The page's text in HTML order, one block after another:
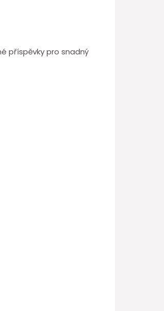
příspěvky pro snadný